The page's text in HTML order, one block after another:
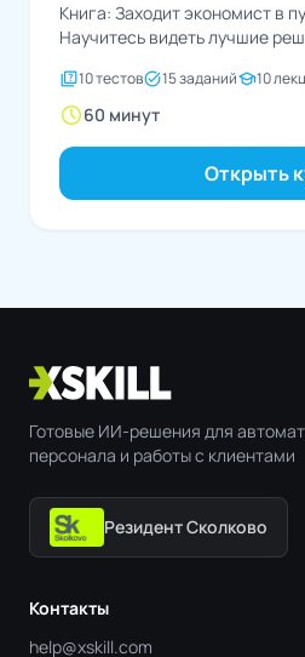
Книга: Заходит экономист в
Научитесь видеть лучшие
quiz10 тестовtask_alt15 заданийschool10
schedule60 минут
Открыть
Готовые ИИ-решения для
персонала и работы с клиентами
Резидент Сколково
Контакты
help@xskill.com